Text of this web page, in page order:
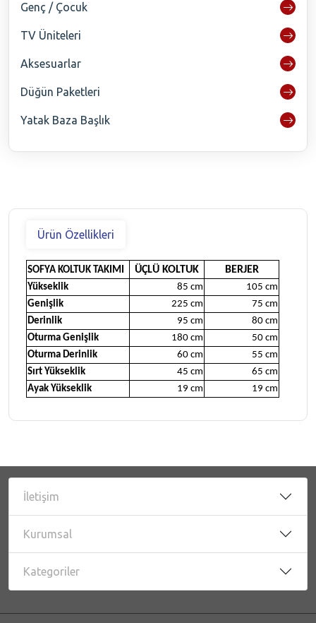
Genç / Çocuk
TV Üniteleri
Aksesuarlar
Düğün Paketleri
Yatak Baza Başlık
Ürün Özellikleri
SOFYA KOLTUK TAKIMI ÜÇLÜ KOLTUK BERJER
Yükseklik 85 cm
105 cm
Genişlik
225 cm
75 cm
Derinlik
95 cm
80 cm
Oturma Genişlik
180 cm
50 cm
Oturma Derinlik
60 cm
55 cm
Sırt Yükseklik
45 cm
65 cm
Ayak Yükseklik
19 cm 19 cm
İletişim
Kurumsal
Kategoriler